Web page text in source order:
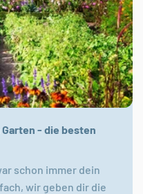
- die besten
schon immer dein
wir geben dir die